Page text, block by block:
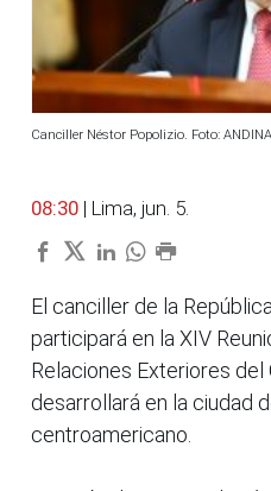
Canciller Néstor Popolizio. Foto:
08:30 | Lima, jun. 5.
El canciller de la
participará en la XIV
Relaciones Exteriores del
desarrollará en la ciudad
centroamericano.